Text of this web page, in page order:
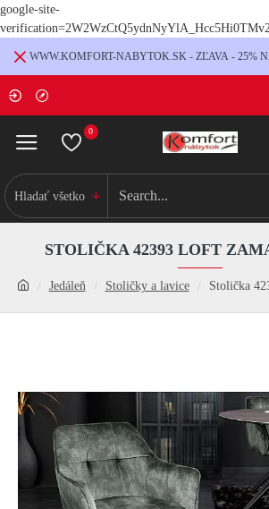
google-site-
WWW.KOMFORT-NABYTOK.SK - ZĽAVA - 25%
0
Hladať všetko
Jedáleň Stoličky a lavice Stolička
STOLIČKA 42393 LOFT